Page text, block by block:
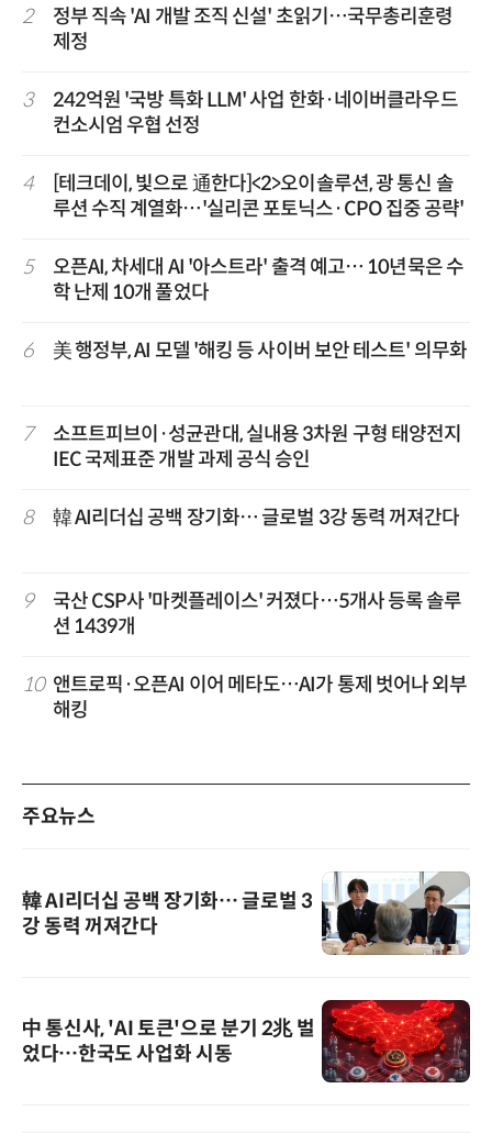
2
정부 직속 'AI 개발 조직 신설' 초읽기…국무총리훈령
제정
3
242억원 '국방 특화 LLM' 사업 한화·네이버클라우드
컨소시엄 우협 선정
4
[테크데이, 빛으로 通한다]<2>오이솔루션, 광 통신 솔
루션 수직 계열화…'실리콘 포토닉스·CPO 집중 공략'
5
오픈AI, 차세대 AI '아스트라' 출격 예고… 10년묵은 수
학 난제 10개 풀었다
6 美 행정부, AI 모델 '해킹 등 사이버 보안 테스트' 의무화
7
소프트피브이·성균관대, 실내용 3차원 구형 태양전지
IEC 국제표준 개발 과제 공식 승인
8 韓 AI리더십 공백 장기화… 글로벌 3강 동력 꺼져간다
9
국산 CSP사 '마켓플레이스' 커졌다…5개사 등록 솔루
션 1439개
10 앤트로픽·오픈AI 이어 메타도…AI가 통제 벗어나 외부
해킹
주요뉴스
韓 AI리더십 공백 장기화… 글로벌 3
강 동력 꺼져간다
中 통신사, 'AI 토큰'으로 분기 2兆 벌
었다…한국도 사업화 시동